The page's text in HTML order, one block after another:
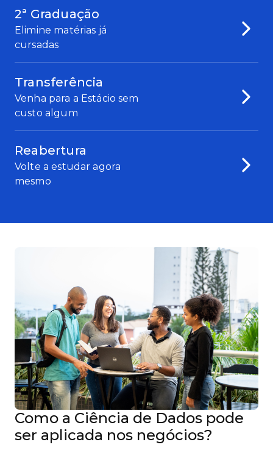
2ª Graduação
Elimine matérias já
cursadas
Transferência
Venha para a Estácio sem
custo algum
Reabertura
Volte a estudar agora
mesmo
Como a Ciência de Dados pode
ser aplicada nos negócios?